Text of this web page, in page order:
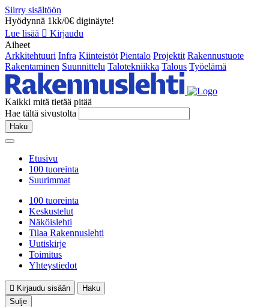
Siirry sisältöön
Hyödynnä 1kk/0€ diginäyte!
Lue lisää
Kirjaudu
Aiheet
Arkkitehtuuri Infra Kiinteistöt Pientalo Projektit Rakennustuote
Rakentaminen Suunnittelu Talotekniikka Talous Työelämä
Kaikki mitä tietää pitää
Hae tältä sivustolta
Haku
Etusivu
100 tuoreinta
Suurimmat
100 tuoreinta
Keskustelut
Näköislehti
Tilaa Rakennuslehti
Uutiskirje
Toimitus
Yhteystiedot
Kirjaudu sisään
Haku
Sulje